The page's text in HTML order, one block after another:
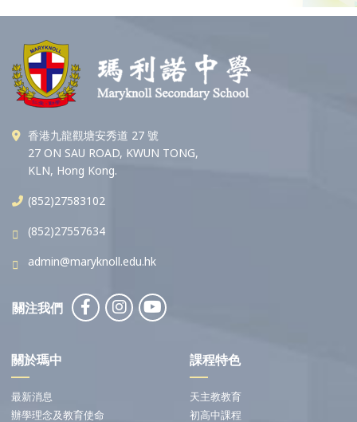
香港九龍觀塘安秀道 27 號
27 ON SAU ROAD, KWUN TONG,
KLN, Hong Kong.
(852)27583102
(852)27557634
admin@maryknoll.edu.hk
關注我們
關於瑪中
最新消息
辦學理念及教育使命
課程特色
天主教教育
初高中課程